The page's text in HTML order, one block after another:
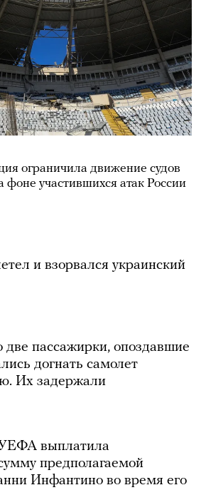
ограничила движение судов
участившихся атак России
и взорвался украинский
пассажирки, опоздавшие
догнать самолет
Их задержали
выплатила
предполагаемой
Инфантино во время его